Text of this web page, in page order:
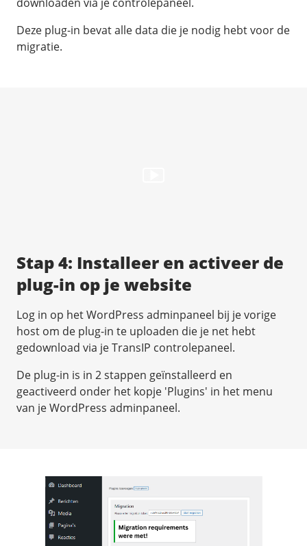
Deze plug-in bevat alle data die je nodig hebt voor de
migratie.
Stap 4: Installeer en activeer de
plug-in op je website
Log in op het WordPress adminpaneel bij je vorige
host om de plug-in te uploaden die je net hebt
gedownload via je TransIP controlepaneel.
De plug-in is in 2 stappen geïnstalleerd en
geactiveerd onder het kopje 'Plugins' in het menu
van je WordPress adminpaneel.